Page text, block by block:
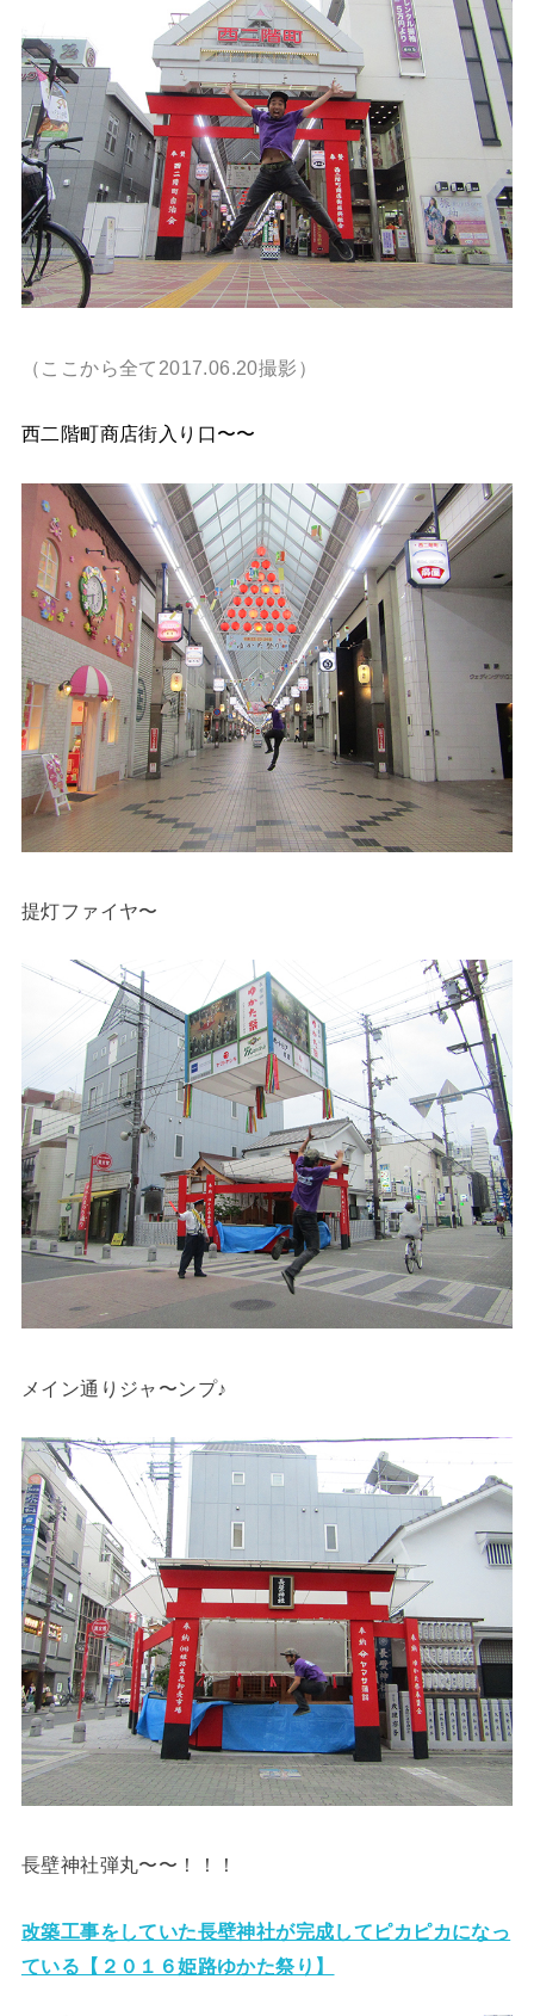
（ここから全て2017.06.20撮影）
西二階町商店街入り口〜〜
提灯ファイヤ〜
メイン通りジャ〜ンプ♪
長壁神社弾丸〜〜！！！
改築工事をしていた長壁神社が完成してピカピカになっ
ている【２０１６姫路ゆかた祭り】